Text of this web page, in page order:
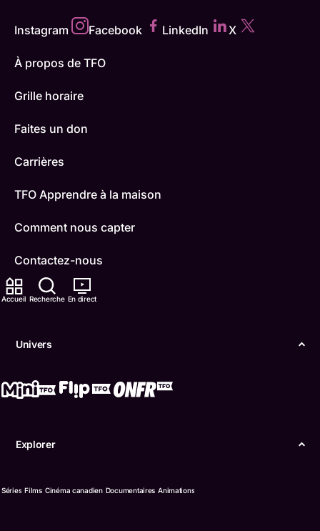
Accueil Recherche En direct
Univers
Explorer
Séries Films Cinéma canadien Documentaires Animations
Instagram Facebook LinkedIn X
À propos de TFO
Grille horaire
Faites un don
Carrières
TFO Apprendre à la maison
Comment nous capter
Contactez-nous
ONFR
Conditions d'utilisation
© Office des télécommunications éducatives de